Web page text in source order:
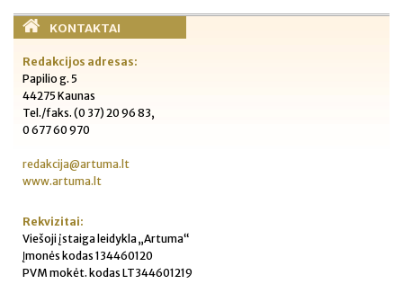
KONTAKTAI
Redakcijos adresas:
Papilio g. 5
44275 Kaunas
Tel./faks. (0 37) 20 96 83,
0 677 60 970
redakcija@artuma.lt
www.artuma.lt
Rekvizitai:
Viešoji įstaiga leidykla „Artuma“
Įmonės kodas 134460120
PVM mokėt. kodas LT344601219